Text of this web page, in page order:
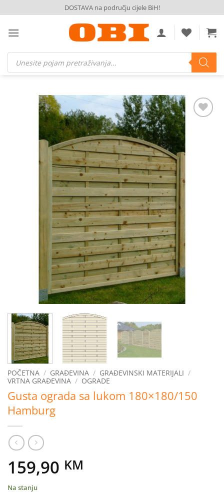
to
content
DOSTAVA na području cijele BiH!
Products
search
POČETNA / GRAĐEVINA / GRAĐEVINSKI MATERIJALI /
VRTNA GRAĐEVINA / OGRADE
Gusta ograda sa lukom 180×180/150
Hamburg
159,90 KM
Na stanju